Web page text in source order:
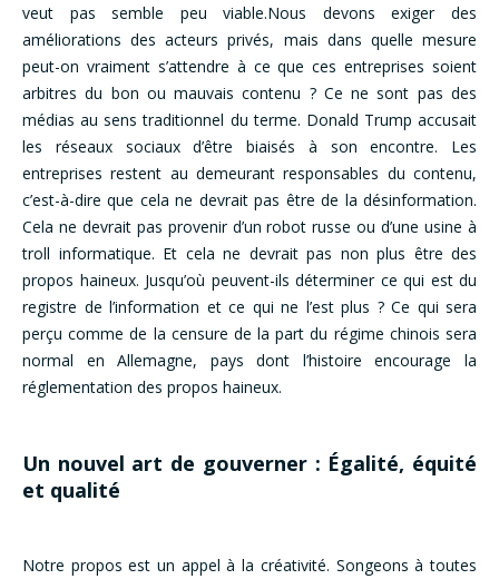
veut pas semble peu viable.Nous devons exiger des
améliorations des acteurs privés, mais dans quelle mesure
peut-on vraiment s’attendre à ce que ces entreprises soient
arbitres du bon ou mauvais contenu ? Ce ne sont pas des
médias au sens traditionnel du terme. Donald Trump accusait
les réseaux sociaux d’être biaisés à son encontre. Les
entreprises restent au demeurant responsables du contenu,
c’est-à-dire que cela ne devrait pas être de la désinformation.
Cela ne devrait pas provenir d’un robot russe ou d’une usine à
troll informatique. Et cela ne devrait pas non plus être des
propos haineux. Jusqu’où peuvent-ils déterminer ce qui est du
registre de l’information et ce qui ne l’est plus ? Ce qui sera
perçu comme de la censure de la part du régime chinois sera
normal en Allemagne, pays dont l’histoire encourage la
réglementation des propos haineux.
Un nouvel art de gouverner : Égalité, équité
et qualité
Notre propos est un appel à la créativité. Songeons à toutes